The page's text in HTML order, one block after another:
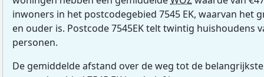
inwoners in het postcodegebied 7545 EK, waarvan het
en ouder is. Postcode 7545EK telt twintig huishoudens
personen.
De gemiddelde afstand over de weg tot de